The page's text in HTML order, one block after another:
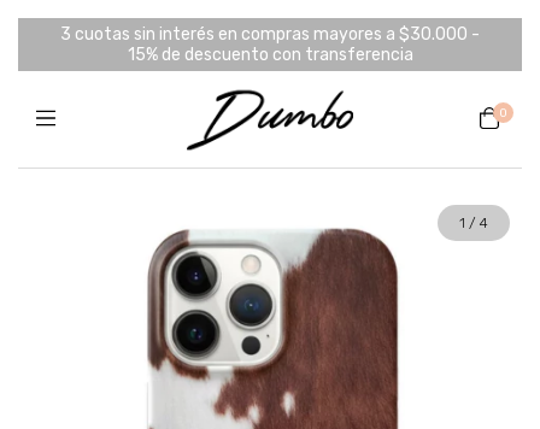
3 cuotas sin interés en compras mayores a $30.000 -
15% de descuento con transferencia
0
1 / 4